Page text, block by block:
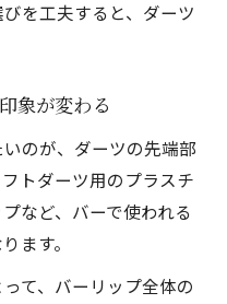
を工夫すると、ダーツ
象が変わる
のが、ダーツの先端部
トダーツ用のプラスチ
など、バーで使われる
ます。
て、バーリップ全体の